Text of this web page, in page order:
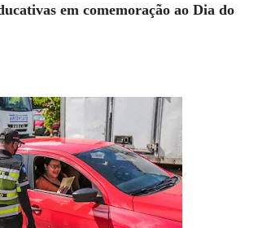
em comemoração ao Dia do